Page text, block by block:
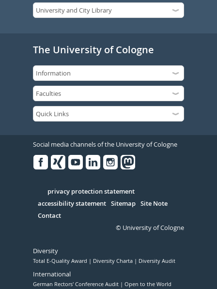
The University of Cologne
Social media channels of the University of Cologne
Serivce
privacy protection statement
accessibility statement Sitemap Site Note
Contact
© University of Cologne
Diversity
Total E-Quality Award Diversity Charta Diversity Audit
International
German Rectors' Conference Audit Open to the World